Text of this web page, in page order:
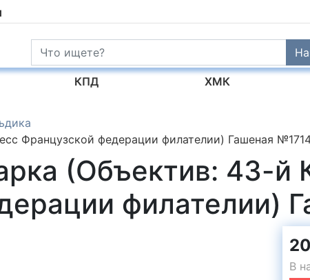
КПД ХМК
Французской федерации филателии) Гашеная
(Объектив: 43-й
филателии)
В